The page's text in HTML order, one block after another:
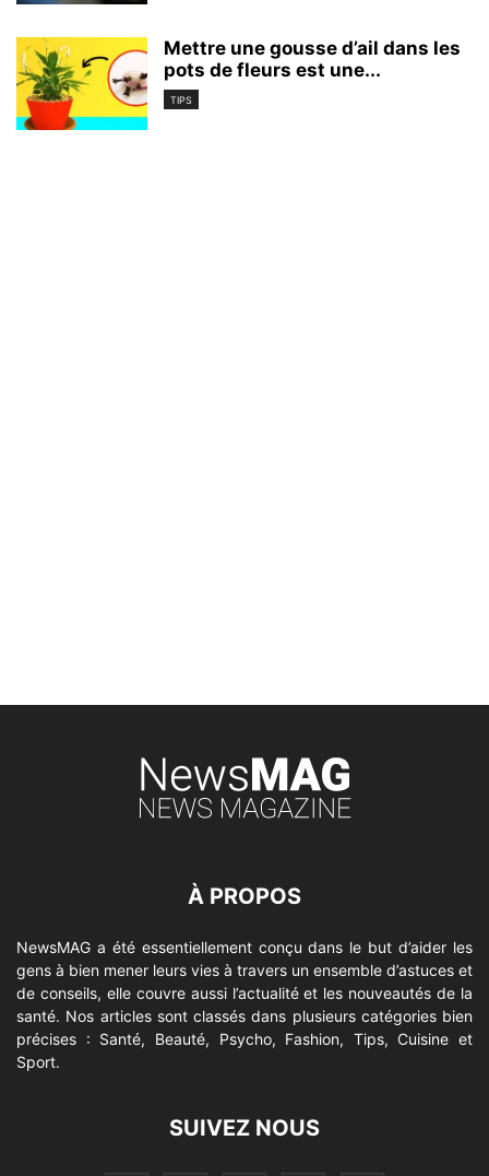
Mettre une gousse d’ail dans les
pots de fleurs est une...
TIPS
À PROPOS
NewsMAG a été essentiellement conçu dans le but d’aider les
gens à bien mener leurs vies à travers un ensemble d’astuces et
de conseils, elle couvre aussi l’actualité et les nouveautés de la
santé. Nos articles sont classés dans plusieurs catégories bien
précises : Santé, Beauté, Psycho, Fashion, Tips, Cuisine et
Sport.
SUIVEZ NOUS